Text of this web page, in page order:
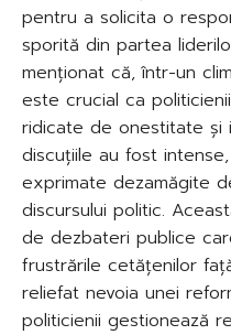
pentru a solicita o
sporită din partea
menționat că, într-un
este crucial ca
ridicate de onestitate și
discuțiile au fost
exprimate dezamăgite
discursului politic.
de dezbateri publice
frustrările cetățenilor
reliefat nevoia unei
politicienii gestionează